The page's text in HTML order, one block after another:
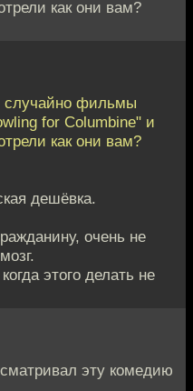
как они вам?
фильмы
for Columbine" и
как они вам?
дешёвка.
очень не
этого делать не
эту комедию